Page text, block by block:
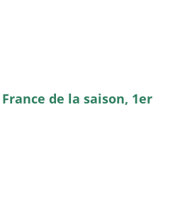
de la saison, 1er